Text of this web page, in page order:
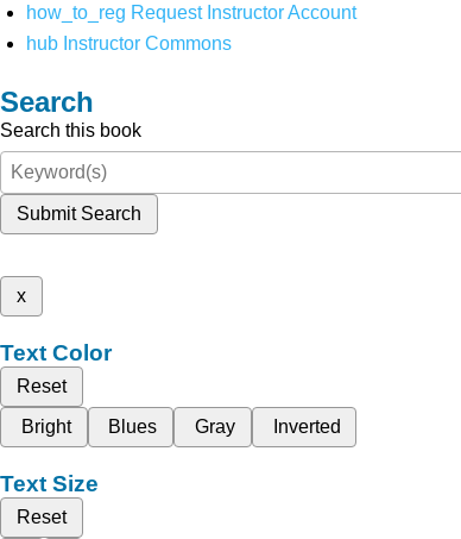
how_to_reg Request Instructor Account
hub Instructor Commons
Search
Search this book
Submit Search
x
Text Color
Reset
Bright
Blues Gray Inverted
Text Size
Reset